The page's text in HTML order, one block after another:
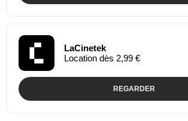
LaCinetek
Location dès 2,99 €
REGARDER